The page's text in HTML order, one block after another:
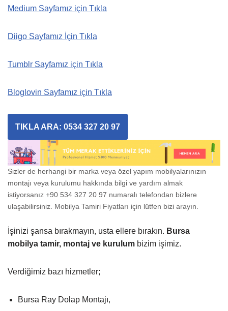
Medium Sayfamız için Tıkla
Diigo Sayfamız İçin Tıkla
Tumblr Sayfamız için Tıkla
Bloglovin Sayfamız için Tıkla
TIKLA ARA: 0534 327 20 97
Sizler de herhangi bir marka veya özel yapım mobilyalarınızın
montajı veya kurulumu hakkında bilgi ve yardım almak
istiyorsanız +90 534 327 20 97 numaralı telefondan bizlere
ulaşabilirsiniz. Mobilya Tamiri Fiyatları için lütfen bizi arayın.
İşinizi şansa bırakmayın, usta ellere bırakın. Bursa
mobilya tamir, montaj ve kurulum bizim işimiz.
Verdiğimiz bazı hizmetler;
Bursa Ray Dolap Montajı,